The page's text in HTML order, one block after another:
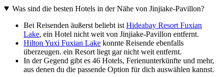
Was sind die besten Hotels in der Nähe von Jinjiake-Pavillon?
Bei Reisenden äußerst beliebt ist Hideabay Resort Fuxian
Lake, ein Hotel nicht weit von Jinjiake-Pavillon entfernt.
Hilton Yuxi Fuxian Lake konnte Reisende ebenfalls
überzeugen. ein Resort liegt gar nicht weit entfernt.
In der Gegend gibt es 46 Hotels, Ferienunterkünfte und mehr,
aus denen du die passende Option für dich auswählen kannst.